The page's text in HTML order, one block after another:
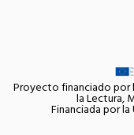
Proyecto financiado por
la Lectura,
Financiada por